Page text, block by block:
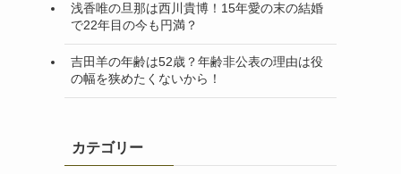
浅香唯の旦那は西川貴博！15年愛の末の結婚
で22年目の今も円満？
吉田羊の年齢は52歳？年齢非公表の理由は役
の幅を狭めたくないから！
カテゴリー